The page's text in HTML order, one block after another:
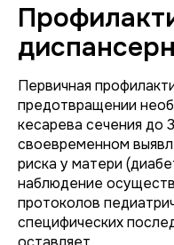
Первичная
предотвращении
кесарева сечения до
своевременном
риска у матери
наблюдение
протоколов
специфических